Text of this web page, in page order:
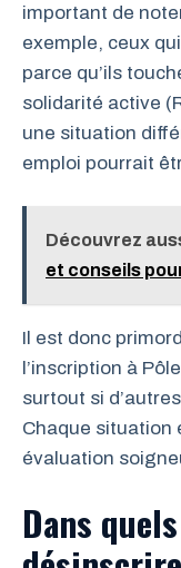
important de
exemple, ceux
parce qu’ils
solidarité active
une situation
emploi pourrait
Découvrez
et conseils
Il est donc
l’inscription à
surtout si
Chaque situation
évaluation
Dans